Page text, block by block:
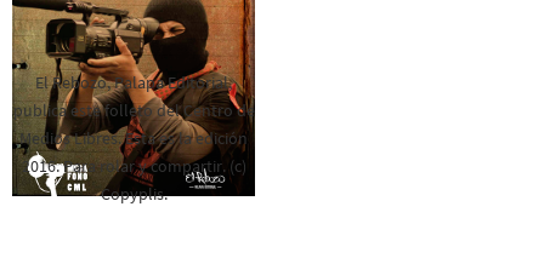
El Rebozo, Palapa Editorial,
publica este folleto del Centro de
Medios Libres. Esta es la edición
2016. Para rolar y compartir. (c)
Copyplis.